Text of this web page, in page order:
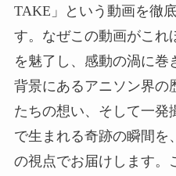
TAKE」という動画を徹
す。なぜこの動画がこれ
を魅了し、感動の渦に巻
背景にあるアニソン界の
たちの想い、そして一発
で生まれる奇跡の瞬間を
の視点でお届けします。